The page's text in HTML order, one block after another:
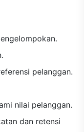
pelanggan.
nilai pelanggan.
dan retensi